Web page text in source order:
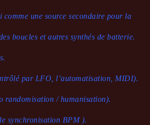
comme une source secondaire pour la
boucles et autres synthés de batterie.
par LFO, l’automatisation, MIDI).
randomisation / humanisation).
synchronisation BPM ).